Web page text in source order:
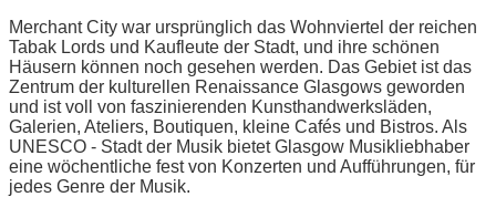
Merchant City war ursprünglich das Wohnviertel der reichen
Tabak Lords und Kaufleute der Stadt, und ihre schönen
Häusern können noch gesehen werden. Das Gebiet ist das
Zentrum der kulturellen Renaissance Glasgows geworden
und ist voll von faszinierenden Kunsthandwerksläden,
Galerien, Ateliers, Boutiquen, kleine Cafés und Bistros. Als
UNESCO - Stadt der Musik bietet Glasgow Musikliebhaber
eine wöchentliche fest von Konzerten und Aufführungen, für
jedes Genre der Musik.